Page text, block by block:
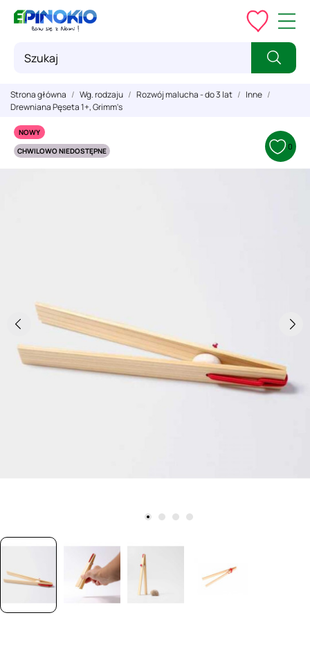
Strona główna Wg. rodzaju Rozwój malucha - do 3 lat
Inne
Drewniana Pęseta 1+, Grimm's
NOWY
CHWILOWO NIEDOSTĘPNE
0